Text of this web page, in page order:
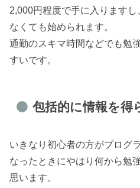
2,000円程度で手に入ります
なくても始められます。
通勤のスキマ時間などでも勉
すいです。
包括的に情報を得
いきなり初心者の方がプログ
なったときにやはり何から勉
思います。